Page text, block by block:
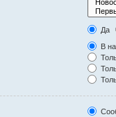
Да
В